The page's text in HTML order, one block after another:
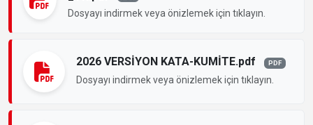
Dosyayı indirmek veya önizlemek için tıklayın.
2026 VERSİYON KATA-KUMİTE.pdf PDF
Dosyayı indirmek veya önizlemek için tıklayın.